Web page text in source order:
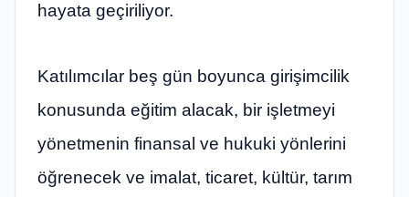
hayata geçiriliyor.
Katılımcılar beş gün boyunca girişimcilik
konusunda eğitim alacak, bir işletmeyi
yönetmenin finansal ve hukuki yönlerini
öğrenecek ve imalat, ticaret, kültür, tarım